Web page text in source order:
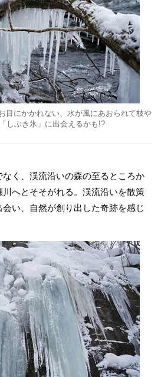
目にかかれない、水が風にあおられて枝や
しぶき氷」に出会えるかも!?
く、渓流沿いの森の至るところか
へとそそがれる。渓流沿いを散策
い、自然が創り出した奇跡を感じ